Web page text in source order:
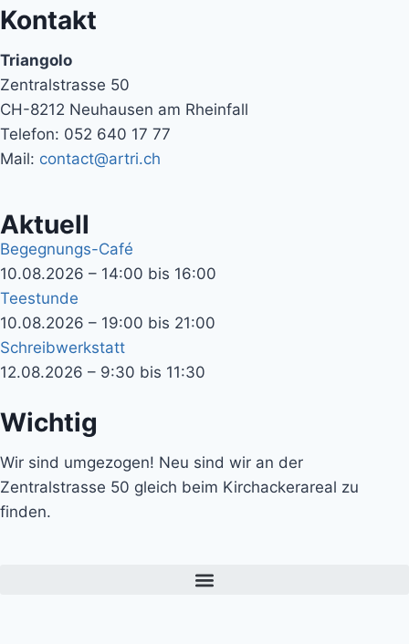
Kontakt
Triangolo
Zentralstrasse 50
CH-8212 Neuhausen am Rheinfall
Telefon: 052 640 17 77
Mail: contact@artri.ch
Aktuell
Begegnungs-Café
10.08.2026 – 14:00 bis 16:00
Teestunde
10.08.2026 – 19:00 bis 21:00
Schreibwerkstatt
12.08.2026 – 9:30 bis 11:30
Wichtig
Wir sind umgezogen! Neu sind wir an der
Zentralstrasse 50 gleich beim Kirchackerareal zu
finden.